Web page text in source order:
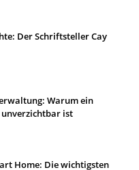
Der Schriftsteller Cay
Warum ein
ist
Home: Die wichtigsten